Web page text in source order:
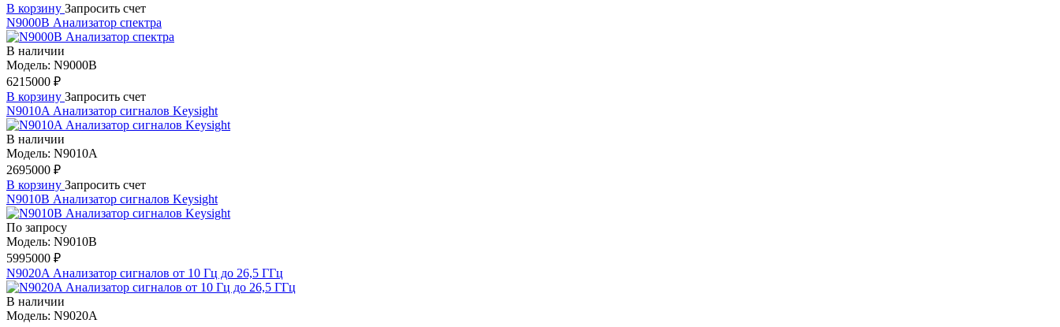
В корзину Запросить счет
N9000B Анализатор спектра
В наличии
Модель: N9000B
6215000 ₽
В корзину Запросить счет
N9010A Анализатор сигналов Keysight
В наличии
Модель: N9010A
2695000 ₽
В корзину Запросить счет
N9010B Анализатор сигналов Keysight
По запросу
Модель: N9010B
5995000 ₽
N9020A Анализатор сигналов от 10 Гц до 26,5 ГГц
В наличии
Модель: N9020A